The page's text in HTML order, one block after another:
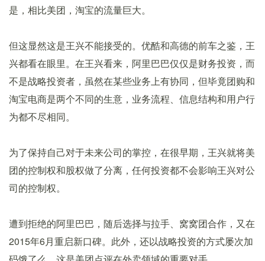
是，相比美团，淘宝的流量巨大。
但这显然这是王兴不能接受的。优酷和高德的前车之鉴，王
兴都看在眼里。在王兴看来，阿里巴巴仅仅是财务投资，而
不是战略投资者，虽然在某些业务上有协同，但毕竟团购和
淘宝电商是两个不同的生意，业务流程、信息结构和用户行
为都不尽相同。
为了保持自己对于未来公司的掌控，在很早期，王兴就将美
团的控制权和股权做了分离，任何投资都不会影响王兴对公
司的控制权。
遭到拒绝的阿里巴巴，随后选择与拉手、窝窝团合作，又在
2015年6月重启新口碑。此外，还以战略投资的方式屡次加